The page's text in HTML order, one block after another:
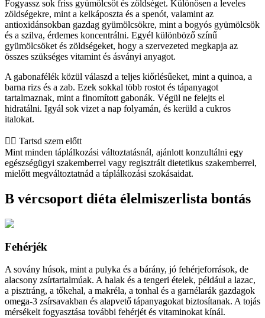
Fogyassz sok friss gyümölcsöt és zöldséget. Különösen a leveles
zöldségekre, mint a kelkáposzta és a spenót, valamint az
antioxidánsokban gazdag gyümölcsökre, mint a bogyós gyümölcsök
és a szilva, érdemes koncentrálni. Egyél különböző színű
gyümölcsöket és zöldségeket, hogy a szervezeted megkapja az
összes szükséges vitamint és ásványi anyagot.
A gabonafélék közül válaszd a teljes kiőrlésűeket, mint a quinoa, a
barna rizs és a zab. Ezek sokkal több rostot és tápanyagot
tartalmaznak, mint a finomított gabonák. Végül ne felejts el
hidratálni. Igyál sok vizet a nap folyamán, és kerüld a cukros
italokat.
👨‍⚕️️ Tartsd szem előtt
Mint minden táplálkozási változtatásnál, ajánlott konzultálni egy
egészségügyi szakemberrel vagy regisztrált dietetikus szakemberrel,
mielőtt megváltoztatnád a táplálkozási szokásaidat.
B vércsoport diéta élelmiszerlista bontás
Fehérjék
A sovány húsok, mint a pulyka és a bárány, jó fehérjeforrások, de
alacsony zsírtartalmúak. A halak és a tengeri ételek, például a lazac,
a pisztráng, a tőkehal, a makréla, a tonhal és a garnélarák gazdagok
omega-3 zsírsavakban és alapvető tápanyagokat biztosítanak. A tojás
mérsékelt fogyasztása további fehérjét és vitaminokat kínál.